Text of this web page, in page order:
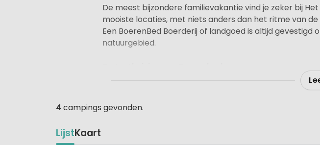
De meest bijzondere familievakantie vind je zeker bij
mooiste locaties, met niets anders dan het ritme van
Een BoerenBed Boerderij of landgoed is altijd gevestigd
natuurgebied.
BoerenBed betekent kleinschalig logeren in ruime
gezinnen volledig tot rust kunnen komen. De boer en
, waar je weer écht contact hebt met elkaar en
Tenthuis kun je – naast genieten – een kijkje nemen in
4 campings gevonden.
LijstKaart